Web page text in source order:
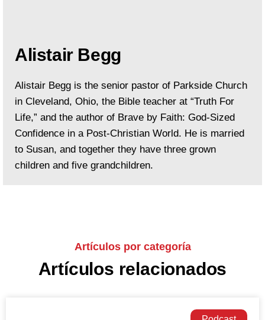
Alistair Begg
Alistair Begg is the senior pastor of Parkside Church
in Cleveland, Ohio, the Bible teacher at “Truth For
Life,” and the author of Brave by Faith: God-Sized
Confidence in a Post-Christian World. He is married
to Susan, and together they have three grown
children and five grandchildren.
Artículos por categoría
Artículos relacionados